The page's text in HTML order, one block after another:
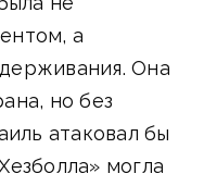
а
Она
но без
атаковал бы
могла